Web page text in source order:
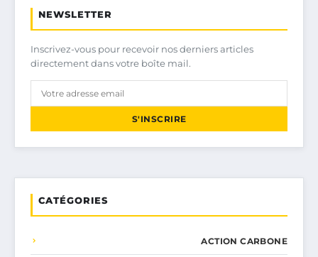
NEWSLETTER
Inscrivez-vous pour recevoir nos derniers articles
directement dans votre boîte mail.
S'INSCRIRE
CATÉGORIES
ACTION CARBONE